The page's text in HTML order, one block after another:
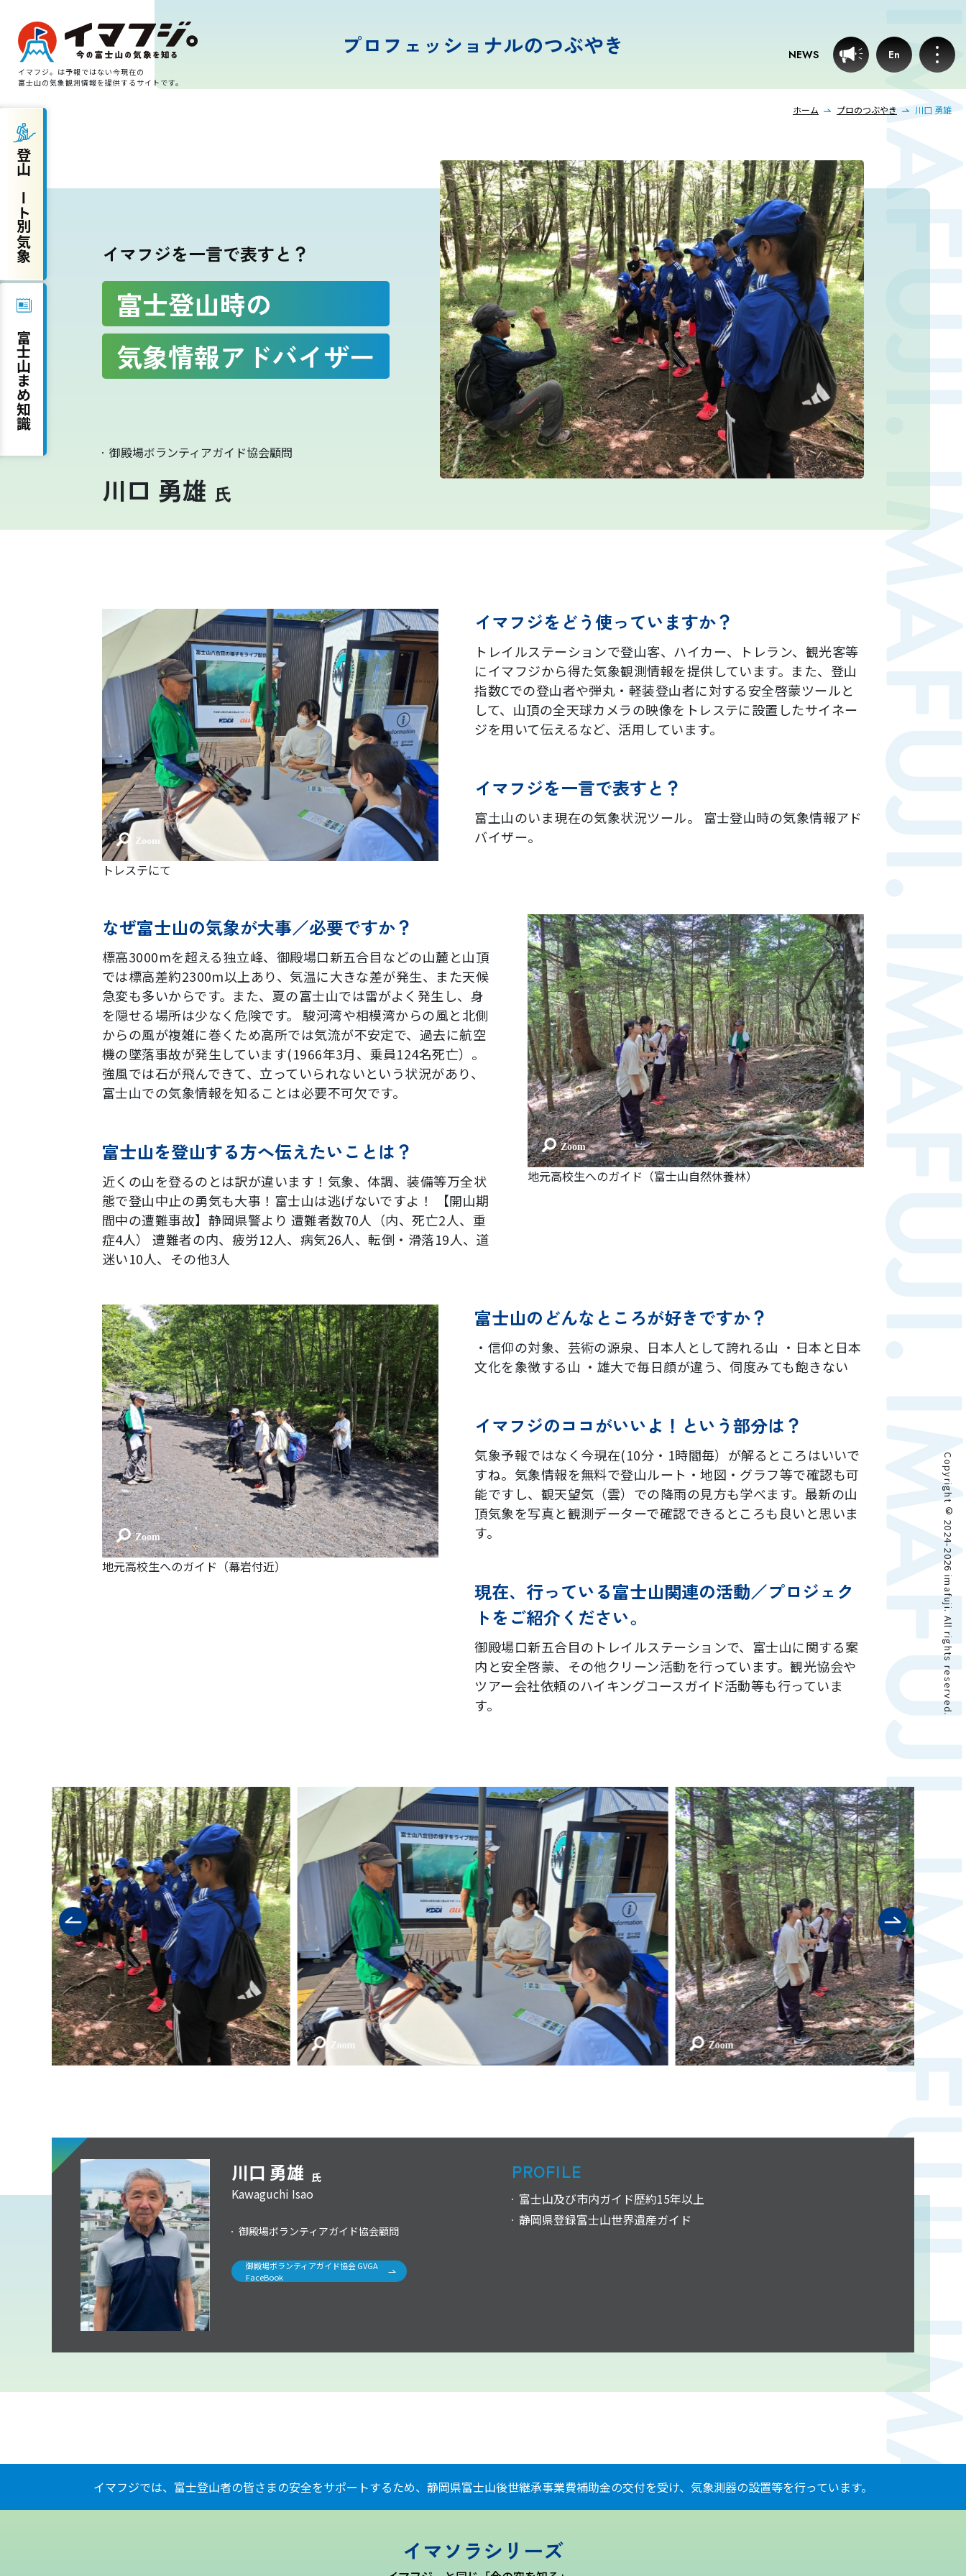
イマフジ。は予報ではない今現在の
富士山の気象観測情報を提供するサイトです。
NEWS En
御殿場ルート
須走ルート
吉田ルート
観天望気(かんてんぼうき)
雷の危険性
富士山の気象の特徴
富士山の登山シーズンと装備
富士登山ルールとマナー
イマフジプロジェクト
プロフェッショナルのつぶやき
いまふじぃ～さんの部屋
利用規約
プライバシーポリシー
お問い合わせ
気象庁 関連リンク
運営会社
登山ルート別気象
富士山まめ知識
プロフェッショナルのつぶやき
ホーム プロのつぶやき 川口 勇雄
イマフジを一言で表すと？
富士登山時の
気象情報アドバイザー
御殿場ボランティアガイド協会顧問
川口 勇雄 氏
トレステにて
イマフジをどう使っていますか？
トレイルステーションで登山客、ハイカー、トレラン、観光客等
にイマフジから得た気象観測情報を提供しています。また、登山
指数Cでの登山者や弾丸・軽装登山者に対する安全啓蒙ツールと
して、山頂の全天球カメラの映像をトレステに設置したサイネー
ジを用いて伝えるなど、活用しています。
イマフジを一言で表すと？
富土山のいま現在の気象状況ツール。 富士登山時の気象情報アド
バイザー。
地元高校生へのガイド（富士山自然休養林）
なぜ富士山の気象が大事／必要ですか？
標高3000mを超える独立峰、御殿場口新五合目などの山麓と山頂
では標高差約2300m以上あり、気温に大きな差が発生、また天候
急変も多いからです。また、夏の富士山では雷がよく発生し、身
を隠せる場所は少なく危険です。 駿河湾や相模湾からの風と北側
からの風が複雑に巻くため高所では気流が不安定で、過去に航空
機の墜落事故が発生しています(1966年3月、乗員124名死亡）。
強風では石が飛んできて、立っていられないという状況があり、
富士山での気象情報を知ることは必要不可欠です。
富士山を登山する方へ伝えたいことは？
近くの山を登るのとは訳が違います！気象、体調、装備等万全状
態で登山中止の勇気も大事！富士山は逃げないですよ！ 【開山期
間中の遭難事故】静岡県警より 遭難者数70人（内、死亡2人、重
症4人） 遭難者の内、疲労12人、病気26人、転倒・滑落19人、道
迷い10人、その他3人
地元高校生へのガイド（幕岩付近）
富士山のどんなところが好きですか？
・信仰の対象、芸術の源泉、日本人として誇れる山 ・日本と日本
文化を象徴する山 ・雄大で毎日顔が違う、伺度みても飽きない
イマフジのココがいいよ！という部分は？
気象予報ではなく今現在(10分・1時閻毎）が解るところはいいで
すね。気象情報を無料で登山ルート・地図・グラフ等で確認も可
能ですし、観天望気（雲）での降雨の見方も学べます。最新の山
頂気象を写真と観測データーで確認できるところも良いと思いま
す。
現在、行っている富士山関連の活動／プロジェク
トをご紹介ください。
御殿場口新五合目のトレイルステーションで、富士山に関する案
内と安全啓蒙、その他クリーン活動を行っています。観光協会や
ツアー会社依頼のハイキングコースガイド活動等も行っていま
す。
川口 勇雄 氏
Kawaguchi Isao
御殿場ボランティアガイド協会顧問
御殿場ボランティアガイド協会 GVGA
FaceBook
PROFILE
富士山及び市内ガイド歴約15年以上
静岡県登録富士山世界遺産ガイド
イマフジでは、富士登山者の皆さまの安全をサポートするため、静岡県富士山後世継承事業費補助金の交付を受け、気象測器の設置等を行っています。
イマソラシリーズ
Copyright © 2024-2026 imafuji. All rights reserved.